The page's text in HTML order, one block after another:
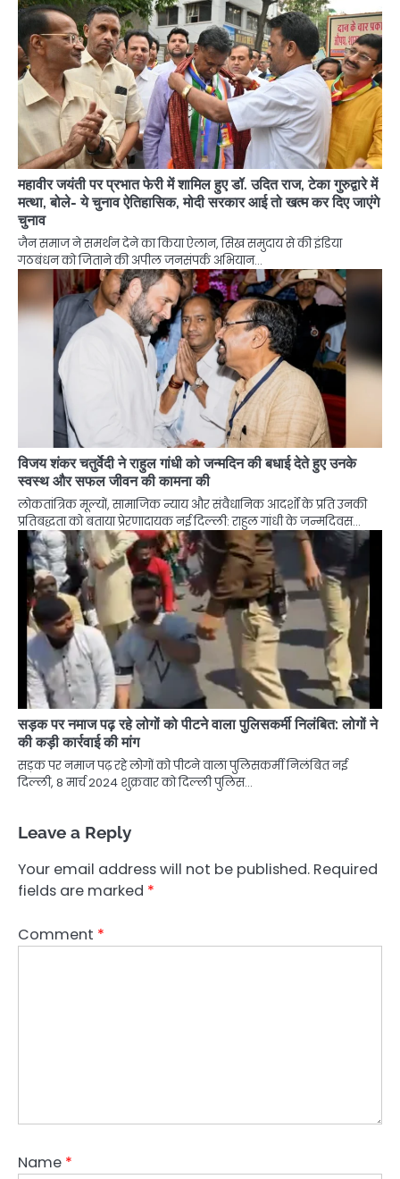
महावीर जयंती पर प्रभात फेरी में शामिल हुए डॉ. उदित राज, टेका गुरुद्वारे में
मत्था, बोले- ये चुनाव ऐतिहासिक, मोदी सरकार आई तो खत्म कर दिए जाएंगे
चुनाव
जैन समाज ने समर्थन देने का किया ऐलान, सिख समुदाय से की इंडिया
गठबंधन को जिताने की अपील जनसंपर्क अभियान…
विजय शंकर चतुर्वेदी ने राहुल गांधी को जन्मदिन की बधाई देते हुए उनके
स्वस्थ और सफल जीवन की कामना की
लोकतांत्रिक मूल्यों, सामाजिक न्याय और संवैधानिक आदर्शों के प्रति उनकी
प्रतिबद्धता को बताया प्रेरणादायक नई दिल्ली: राहुल गांधी के जन्मदिवस…
सड़क पर नमाज पढ़ रहे लोगों को पीटने वाला पुलिसकर्मी निलंबित: लोगों ने
की कड़ी कार्रवाई की मांग
सड़क पर नमाज पढ़ रहे लोगों को पीटने वाला पुलिसकर्मी निलंबित नई
दिल्ली, 8 मार्च 2024 शुक्रवार को दिल्ली पुलिस…
Leave a Reply
Your email address will not be published. Required
fields are marked *
Comment *
Name *